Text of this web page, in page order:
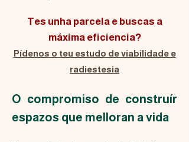
Tes unha parcela e buscas a
máxima eficiencia?
Pídenos o teu estudo de viabilidade e
radiestesia
O compromiso de construír
espazos que melloran a vida